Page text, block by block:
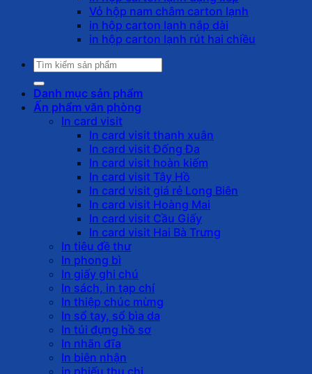
Vỏ hộp nam châm carton lạnh
in hộp carton lạnh nắp dài
in hộp carton lạnh rút hai chiều
Tìm
kiếm:
Danh mục sản phẩm
Ấn phẩm văn phòng
In card visit
In card visit thanh xuân
In card visit Đống Đa
In card visit hoàn kiếm
In card visit Tây Hồ
In card visit giá rẻ Long Biên
In card visit Hoàng Mai
In card visit Cầu Giấy
In card visit Hai Bà Trưng
In tiêu đề thư
In phong bì
In giấy ghi chú
In sách, in tạp chí
In thiệp chúc mừng
In sổ tay, sổ bìa da
In túi đựng hồ sơ
In nhãn đĩa
In biên nhận
in phiếu thu chi